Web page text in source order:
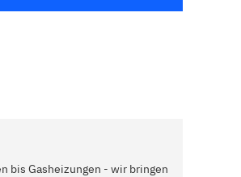
bis Gasheizungen - wir bringen